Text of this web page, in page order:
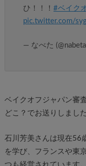
ひ！！！#ベイク
pic.twitter.com/
— なべた
ベイクオフジャパン審
どこ？でお送りしました
石川芳美さんは現在56
を学び、フランスや東